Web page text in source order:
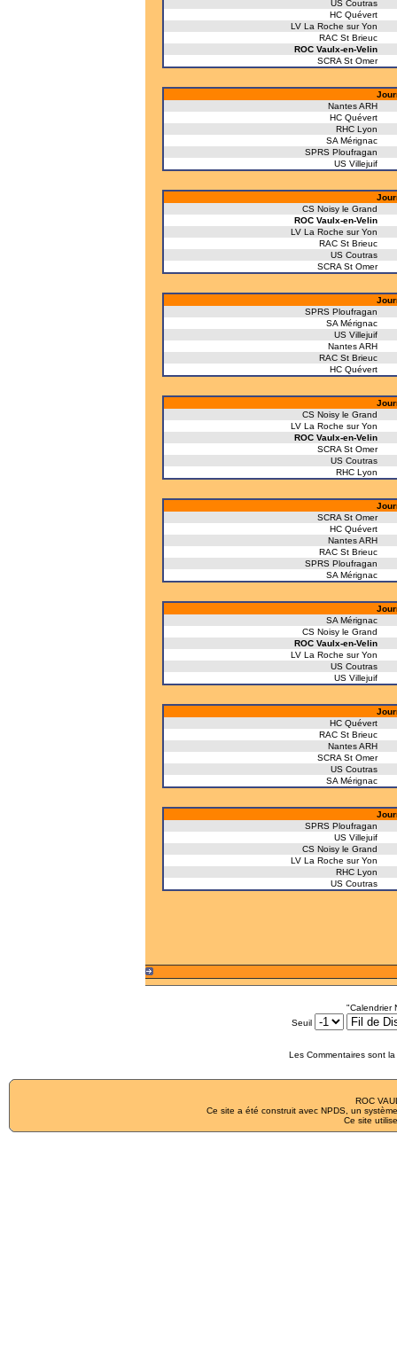
US Coutras
HC Quévert
LV La Roche sur Yon
RAC St Brieuc
ROC Vaulx-en-Velin
SCRA St Omer
Nantes ARH
HC Quévert
RHC Lyon
SA Mérignac
SPRS Ploufragan
US Villejuif
CS Noisy le Grand
ROC Vaulx-en-Velin
LV La Roche sur Yon
RAC St Brieuc
US Coutras
SCRA St Omer
SPRS Ploufragan
SA Mérignac
US Villejuif
Nantes ARH
RAC St Brieuc
HC Quévert
CS Noisy le Grand
LV La Roche sur Yon
ROC Vaulx-en-Velin
SCRA St Omer
US Coutras
RHC Lyon
SCRA St Omer
HC Quévert
Nantes ARH
RAC St Brieuc
SPRS Ploufragan
SA Mérignac
SA Mérignac
CS Noisy le Grand
ROC Vaulx-en-Velin
LV La Roche sur Yon
US Coutras
US Villejuif
HC Quévert
RAC St Brieuc
Nantes ARH
SCRA St Omer
US Coutras
SA Mérignac
SPRS Ploufragan
US Villejuif
CS Noisy le Grand
LV La Roche sur Yon
RHC Lyon
US Coutras
"Calendrier
Seuil
Les Commentaires sont
ROC
Ce site a été construit avec NPDS , un
Ce site